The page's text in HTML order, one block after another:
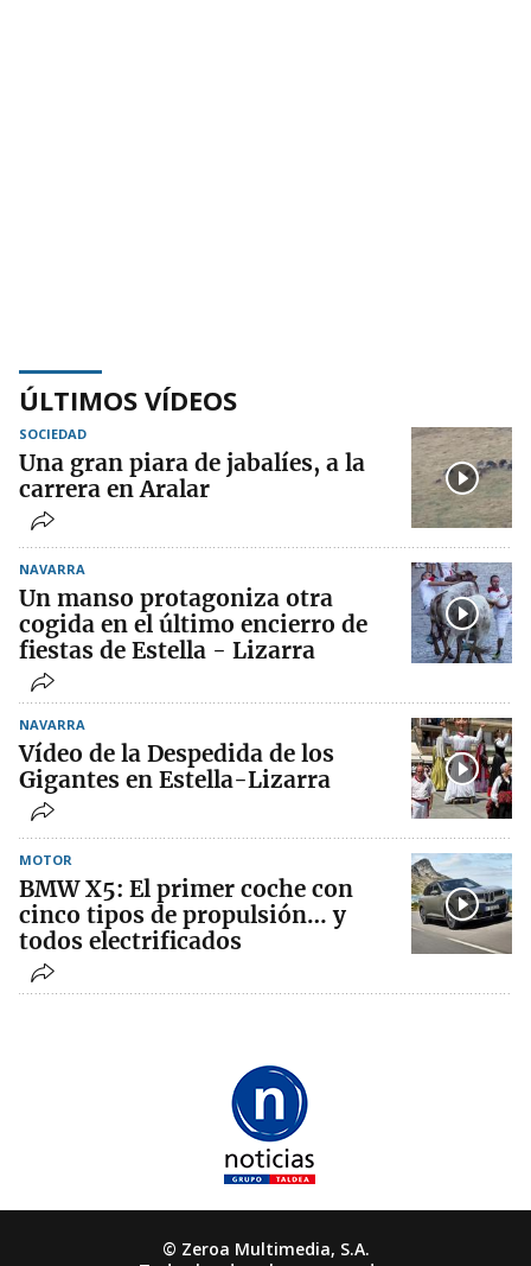
ÚLTIMOS VÍDEOS
SOCIEDAD
Una gran piara de jabalíes, a la
carrera en Aralar
NAVARRA
Un manso protagoniza otra
cogida en el último encierro de
fiestas de Estella - Lizarra
NAVARRA
Vídeo de la Despedida de los
Gigantes en Estella-Lizarra
MOTOR
BMW X5: El primer coche con
cinco tipos de propulsión… y
todos electrificados
© Zeroa Multimedia, S.A.